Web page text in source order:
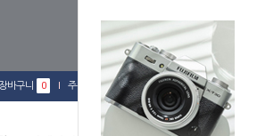
장바구니 0 주문배송 관심상품